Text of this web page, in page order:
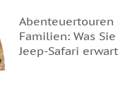
Familien: Was
Jeep-Safari